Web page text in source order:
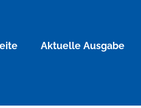
Aktuelle Ausgabe